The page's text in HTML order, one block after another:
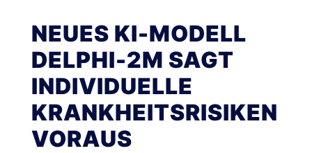
NEUES KI-MODELL
DELPHI-2M SAGT
INDIVIDUELLE
KRANKHEITSRISIKEN
VORAUS